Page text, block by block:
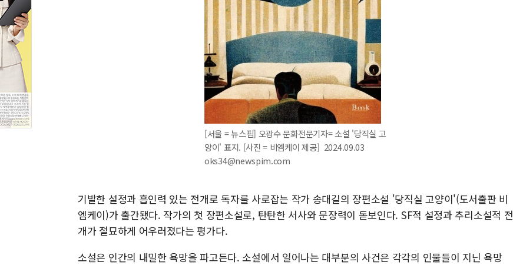
[서울 = 뉴스핌] 오광수 문화전문기자= 소설 '당직실 고
양이' 표지. [사진 = 비엠케이 제공] 2024.09.03
oks34@newspim.com
기발한 설정과 흡인력 있는 전개로 독자를 사로잡는 작가 송대길의 장편소설 '당직실 고양이'(도서출판 비
엠케이)가 출간됐다. 작가의 첫 장편소설로, 탄탄한 서사와 문장력이 돋보인다. SF적 설정과 추리소설적 전
개가 절묘하게 어우러졌다는 평가다.
소설은 인간의 내밀한 욕망을 파고든다. 소설에서 일어나는 대부분의 사건은 각각의 인물들이 지닌 욕망